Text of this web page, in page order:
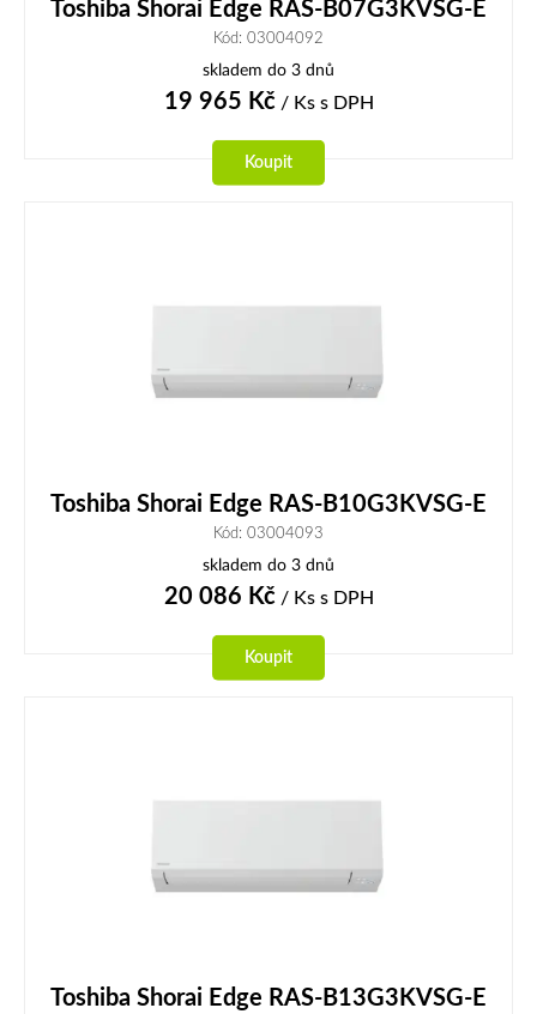
Toshiba Shorai Edge RAS-B07G3KVSG-E
Kód: 03004092
skladem do 3 dnů
19 965 Kč/ Ks s DPH
Koupit
Toshiba Shorai Edge RAS-B10G3KVSG-E
Kód: 03004093
skladem do 3 dnů
20 086 Kč/ Ks s DPH
Koupit
Toshiba Shorai Edge RAS-B13G3KVSG-E